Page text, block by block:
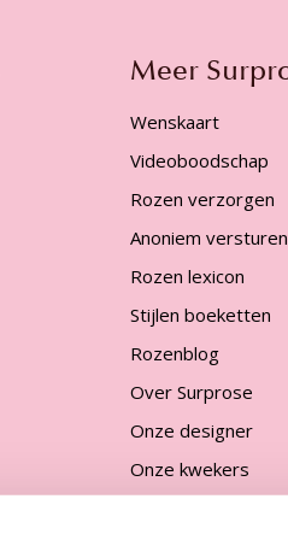
Meer
Wenskaart
Videoboodschap
Rozen verzorgen
Anoniem versturen
Rozen lexicon
Stijlen boeketten
Rozenblog
Over Surprose
Onze designer
Onze kwekers